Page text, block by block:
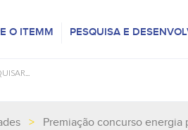
O ITEMM PESQUISA E
> Premiação concurso energia